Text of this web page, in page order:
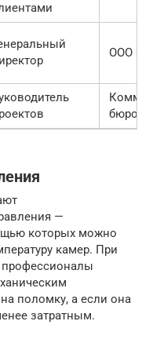
ООО
бюро
—
которых можно
камер. При
поломку, а если она
затратным.